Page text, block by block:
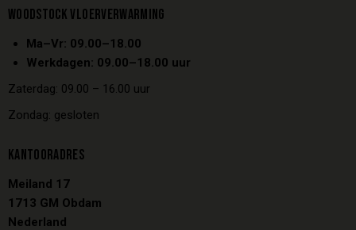
WOODSTOCK VLOERVERWARMING
Ma–Vr: 09.00–18.00
Werkdagen: 09.00–18.00 uur
Zaterdag: 09.00 – 16.00 uur
Zondag: gesloten
KANTOORADRES
Meiland 17
1713 GM Obdam
Nederland